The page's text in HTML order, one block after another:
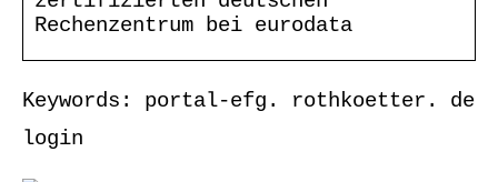
Rechenzentrum bei eurodata
Keywords: portal-efg. rothkoetter. de
login